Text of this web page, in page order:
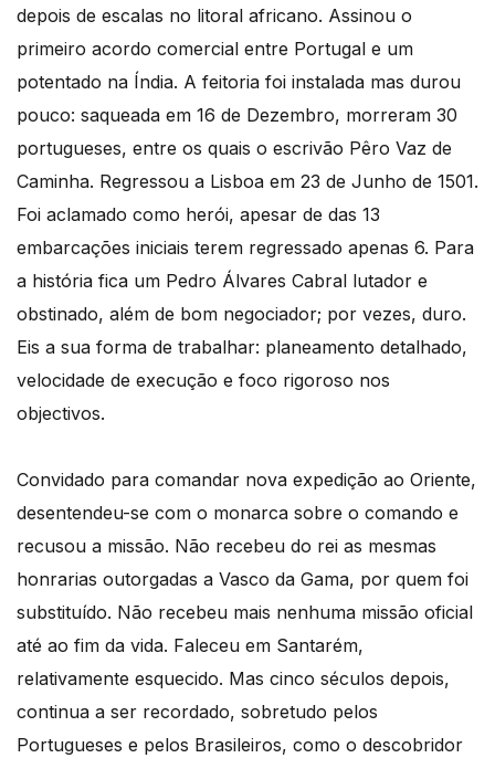
depois de escalas no litoral africano. Assinou o
primeiro acordo comercial entre Portugal e um
potentado na Índia. A feitoria foi instalada mas durou
pouco: saqueada em 16 de Dezembro, morreram 30
portugueses, entre os quais o escrivão Pêro Vaz de
Caminha. Regressou a Lisboa em 23 de Junho de 1501.
Foi aclamado como herói, apesar de das 13
embarcações iniciais terem regressado apenas 6. Para
a história fica um Pedro Álvares Cabral lutador e
obstinado, além de bom negociador; por vezes, duro.
Eis a sua forma de trabalhar: planeamento detalhado,
velocidade de execução e foco rigoroso nos
objectivos.
Convidado para comandar nova expedição ao Oriente,
desentendeu-se com o monarca sobre o comando e
recusou a missão. Não recebeu do rei as mesmas
honrarias outorgadas a Vasco da Gama, por quem foi
substituído. Não recebeu mais nenhuma missão oficial
até ao fim da vida. Faleceu em Santarém,
relativamente esquecido. Mas cinco séculos depois,
continua a ser recordado, sobretudo pelos
Portugueses e pelos Brasileiros, como o descobridor